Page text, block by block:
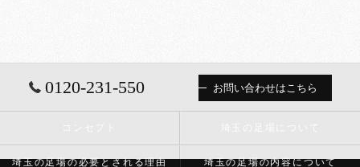
0120-231-550 お問い合わせはこちら
埼玉の足場の必要とされる理由 埼玉の足場の内容について